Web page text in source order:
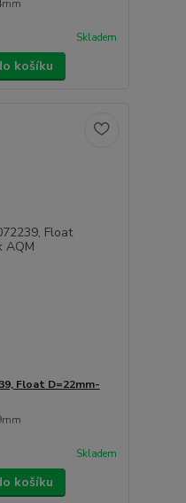
Skladem
košíku
Float D=22mm-
Skladem
košíku